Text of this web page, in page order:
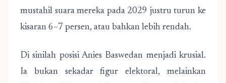
mustahil suara mereka pada 2029 justru turun ke
kisaran 6–7 persen, atau bahkan lebih rendah.
Di sinilah posisi Anies Baswedan menjadi krusial.
Ia bukan sekadar figur elektoral, melainkan